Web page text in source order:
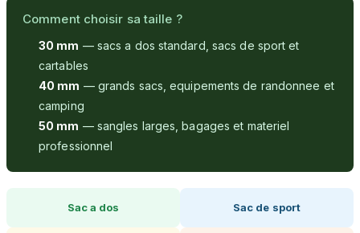
Comment choisir sa taille ?
30 mm — sacs a dos standard, sacs de sport et
cartables
40 mm — grands sacs, equipements de randonnee et
camping
50 mm — sangles larges, bagages et materiel
professionnel
Sac a dos Sac de sport